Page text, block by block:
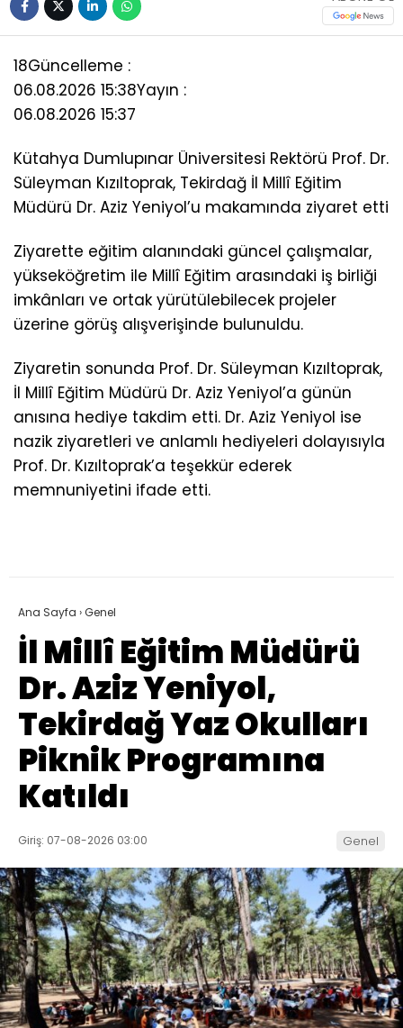
18Güncelleme :
06.08.2026 15:38Yayın :
06.08.2026 15:37
Kütahya Dumlupınar Üniversitesi Rektörü Prof. Dr.
Süleyman Kızıltoprak, Tekirdağ İl Millî Eğitim
Müdürü Dr. Aziz Yeniyol’u makamında ziyaret etti
Ziyarette eğitim alanındaki güncel çalışmalar,
yükseköğretim ile Millî Eğitim arasındaki iş birliği
imkânları ve ortak yürütülebilecek projeler
üzerine görüş alışverişinde bulunuldu.
Ziyaretin sonunda Prof. Dr. Süleyman Kızıltoprak,
İl Millî Eğitim Müdürü Dr. Aziz Yeniyol’a günün
anısına hediye takdim etti. Dr. Aziz Yeniyol ise
nazik ziyaretleri ve anlamlı hediyeleri dolayısıyla
Prof. Dr. Kızıltoprak’a teşekkür ederek
memnuniyetini ifade etti.
Ana Sayfa ›Genel
İl Millî Eğitim Müdürü
Dr. Aziz Yeniyol,
Tekirdağ Yaz Okulları
Piknik Programına
Katıldı
Giriş: 07-08-2026 03:00 Genel